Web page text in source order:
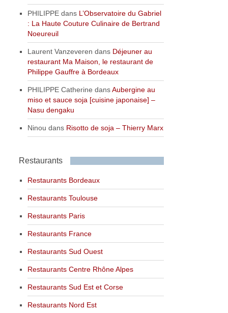
PHILIPPE dans L’Observatoire du Gabriel
: La Haute Couture Culinaire de Bertrand
Noeureuil
Laurent Vanzeveren dans Déjeuner au
restaurant Ma Maison, le restaurant de
Philippe Gauffre à Bordeaux
PHILIPPE Catherine dansAubergine au
miso et sauce soja [cuisine japonaise] –
Nasu dengaku
Ninou dans Risotto de soja – Thierry Marx
Restaurants
Restaurants Bordeaux
Restaurants Toulouse
Restaurants Paris
Restaurants France
Restaurants Sud Ouest
Restaurants Centre Rhône Alpes
Restaurants Sud Est et Corse
Restaurants Nord Est